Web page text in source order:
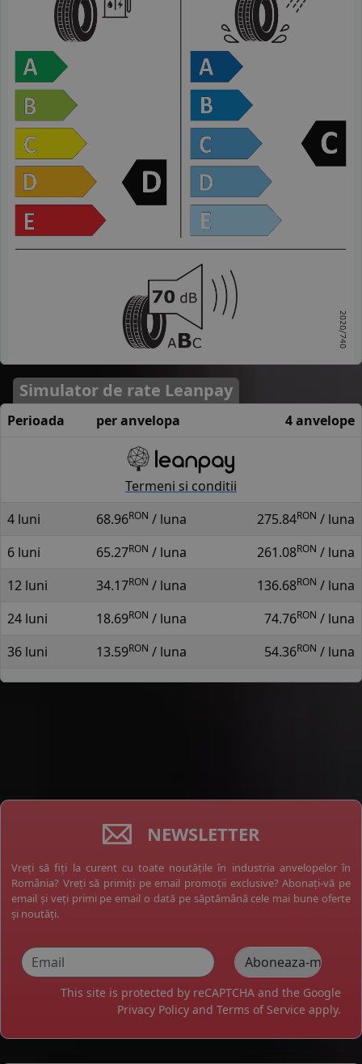
Simulator de rate Leanpay
Perioada per anvelopa 4 anvelope
Termeni si conditii
4 luni
68.96RON / luna 275.84RON / luna
6 luni
65.27RON / luna 261.08RON / luna
12 luni
34.17RON / luna 136.68RON / luna
24 luni
18.69RON / luna 74.76RON / luna
36 luni
13.59RON / luna 54.36RON / luna
NEWSLETTER
Vreți să fiți la curent cu toate noutățile în industria anvelopelor în
România? Vreți să primiți pe email promoții exclusive? Abonați-vă pe
email și veți primi pe email o dată pe săptămână cele mai bune oferte
și noutăți.
This site is protected by reCAPTCHA and the Google
Privacy Policy and Terms of Service apply.